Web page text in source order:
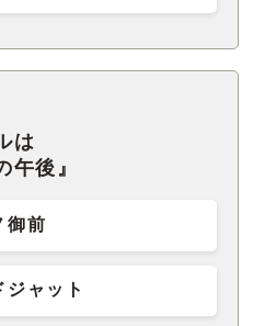
は
午後』
御前
ジャット